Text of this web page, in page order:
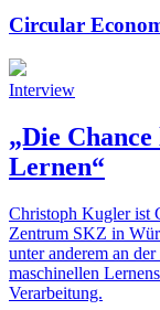
Circular
Interview
„Die
Lernen“
Christoph Kugler ist
Zentrum SKZ in
unter anderem an
maschinellen
Verarbeitung.